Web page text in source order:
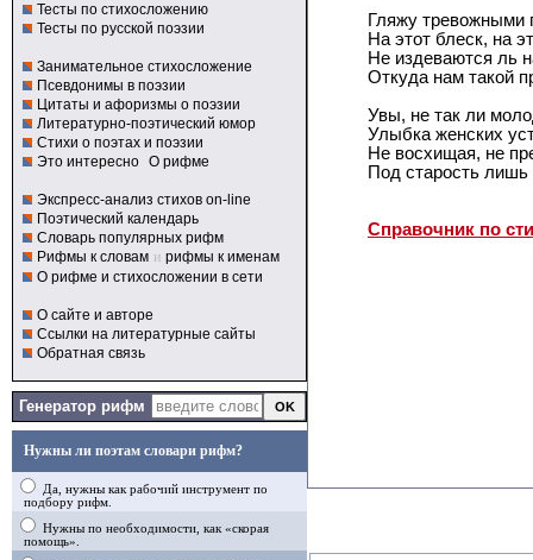
Тесты по стихосложению
Тесты по русской поэзии
Занимательное стихосложение
Псевдонимы в поэзии
Цитаты и афоризмы о поэзии
Литературно-поэтический юмор
Стихи о поэтах и поэзии
Это интересно О рифме
Экспресс-анализ стихов on-line
Поэтический календарь
Словарь популярных рифм
Рифмы к словам и рифмы к именам
О рифме и стихосложении в сети
О сайте и авторе
Ссылки на литературные сайты
Обратная связь
Генератор рифм
Нужны ли поэтам словари рифм?
Да, нужны как рабочий инструмент по
подбору рифм.
Нужны по необходимости, как «скорая
помощь».
Гляжу тревожными
На этот блеск, на
Не издеваются ль
Откуда нам такой
Увы, не так ли
Улыбка женских
Не восхищая, не
Под старость
Справочник по